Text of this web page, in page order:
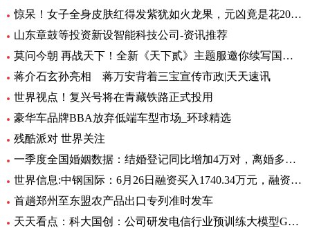
惊呆！女子全身皮肤红得发紫犹如火龙果，元凶竟是花20块钱买的……_每日观点
山东章鼓等投资新设智能科技公司-资讯推荐
莫问今朝 再战天下！全新《天下贰》主题服邀你续写国韵风华！_当前播报
蒋介石玄孙亮相 蒋万安背着三宝宣传市政|天天速讯
世界视点！复兴号将在青藏铁路正式投用
豪华车品牌BBA放弃低端车型市场_环球精选
残酷派对 世界关注
一季度全国婚姻数据：结婚登记同比增加4万对，离婚多了12万对
世界信息:中钢国际：6月26日融资买入1740.34万元，融资融券余额2.76亿元
首趟郑州至东盟农产品出口专列准时发车
天天看点：科大国创：公司研发电信行业预训练大模型GC-TeleGPT 现已在电信智能客服等领域实现落地应用